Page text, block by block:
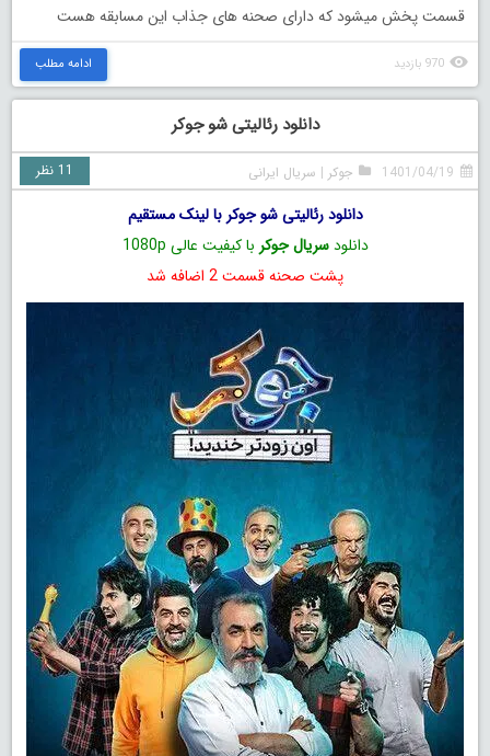
قسمت پخش میشود که دارای صحنه های جذاب این مسابقه هست
970 بازدید ادامه مطلب
دانلود رئالیتی‌ شو جوکر
1401/04/19 جوکر | سریال ایرانی 11 نظر
دانلود رئالیتی‌ شو جوکر با لینک مستقیم
دانلودسریال جوکر با کیفیت عالی 1080p
پشت صحنه قسمت 2 اضافه شد